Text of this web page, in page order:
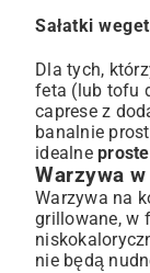
Sałatki
Dla tych,
feta (lub tofu
caprese z
banalnie
idealne
Warzywa
Warzywa na
grillowane, w
nie będą